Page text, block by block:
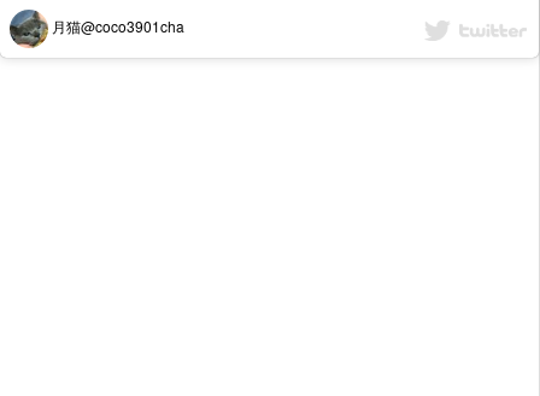
月猫@coco3901cha